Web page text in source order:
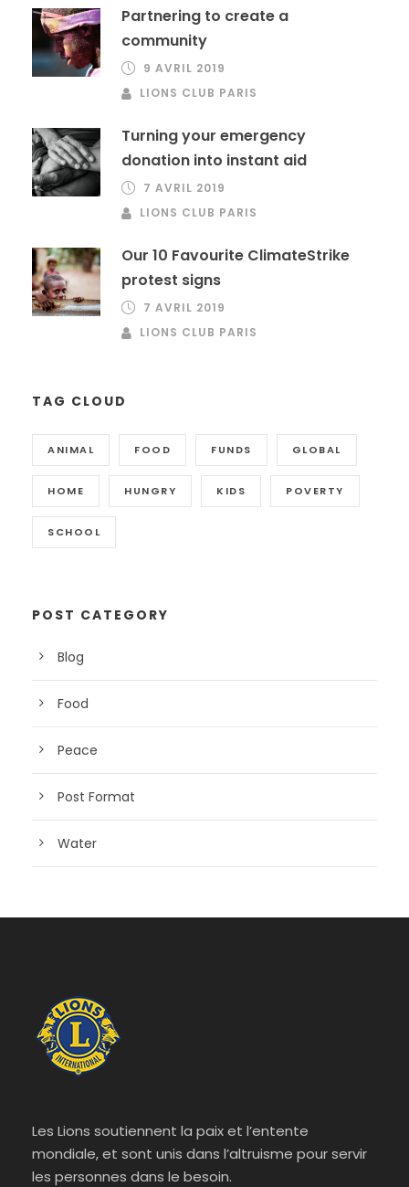
Partnering to create a
community
9 AVRIL 2019
LIONS CLUB PARIS
Turning your emergency
donation into instant aid
7 AVRIL 2019
LIONS CLUB PARIS
Our 10 Favourite ClimateStrike
protest signs
7 AVRIL 2019
LIONS CLUB PARIS
TAG CLOUD
ANIMAL FOOD FUNDS GLOBAL
HOME HUNGRY KIDS POVERTY
SCHOOL
POST CATEGORY
Blog
Food
Peace
Post Format
Water
Les Lions soutiennent la paix et l’entente
mondiale, et sont unis dans l’altruisme pour servir
les personnes dans le besoin.